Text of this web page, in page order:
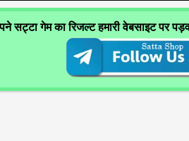
सट्टा गेम का रिजल्ट हमारी वेबसाइट पर